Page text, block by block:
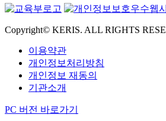
Copyright© KERIS. ALL RIGHTS
이용약관
개인정보처리방침
개인정보 재동의
기관소개
PC 버전 바로가기